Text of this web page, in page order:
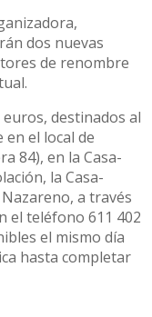
dos nuevas
de renombre
destinados al
el local de
84), en la Casa-
la Casa-
a través
el teléfono 611 402
el mismo día
hasta completar